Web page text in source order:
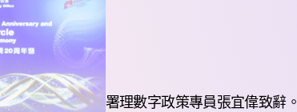
署理數字政策專員張宜偉致辭。